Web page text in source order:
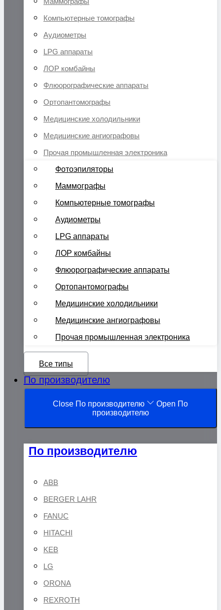
Компьютерные томографы
Аудиометры
LPG аппараты
ЛОР комбайны
Флюорографические аппараты
Ортопантомографы
Медицинские холодильники
Медицинские ангиографовы
Прочая промышленная электроника
Фотоэпиляторы
Маммографы
Компьютерные томографы
Аудиометры
LPG аппараты
ЛОР комбайны
Флюорографические аппараты
Ортопантомографы
Медицинские холодильники
Медицинские ангиографовы
Прочая промышленная электроника
Все типы
По производителю
Close По производителю
Open По
производителю
По производителю
ABB
BERGER LAHR
FANUC
HITACHI
KEB
LG
ORONA
REXROTH